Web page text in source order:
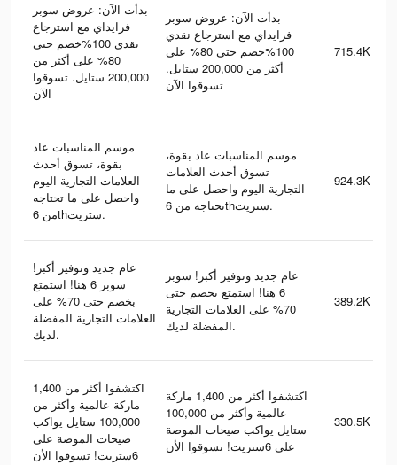
بدأت الآن: عروض سوبر
فرايداي مع استرجاع
نقدي 100%خصم حتى
80% على أكثر من
200,000 ستايل. تسوقوا
الآن
بدأت الآن: عروض سوبر
فرايداي مع استرجاع نقدي
100%خصم حتى 80% على
أكثر من 200,000 ستايل.
تسوقوا الآن
715.4K
موسم المناسبات عاد
بقوة، تسوق أحدث
العلامات التجارية اليوم
واحصل على ما تحتاجه
من 6thستريت.
موسم المناسبات عاد بقوة،
تسوق أحدث العلامات
التجارية اليوم واحصل على ما
تحتاجه من 6thستريت.
924.3K
عام جديد وتوفير أكبر!
سوبر 6 هنا! استمتع
بخصم حتى 70% على
العلامات التجارية المفضلة
لديك.
عام جديد وتوفير أكبر! سوبر
6 هنا! استمتع بخصم حتى
70% على العلامات التجارية
المفضلة لديك.
389.2K
اكتشفوا أكثر من 1,400
ماركة عالمية وأكثر من
100,000 ستايل يواكب
صيحات الموضة على
6ستريت! تسوقوا الأن
اكتشفوا أكثر من 1,400 ماركة
عالمية وأكثر من 100,000
ستايل يواكب صيحات الموضة
على 6ستريت! تسوقوا الأن
330.5K